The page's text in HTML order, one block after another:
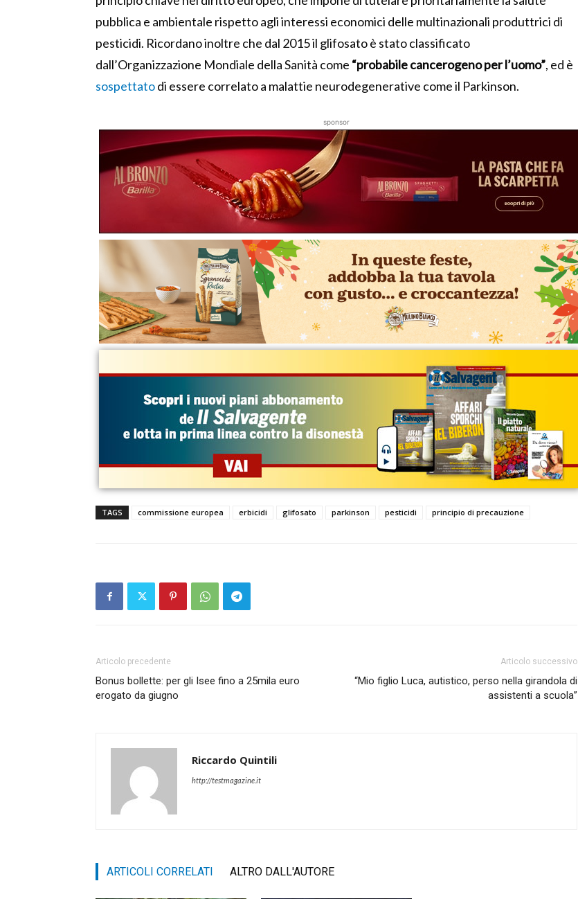
pubblica e ambientale rispetto agli interessi economici delle multinazionali produttrici di
pesticidi. Ricordano inoltre che dal 2015 il glifosato è stato classificato
dall’Organizzazione Mondiale della Sanità come “probabile cancerogeno per l’uomo”, ed è
sospettatodi essere correlato a malattie neurodegenerative come il Parkinson.
sponsor
TAGS commissione europea erbicidi glifosato parkinson pesticidi principio di precauzione
Articolo precedente
Bonus bollette: per gli Isee fino a 25mila euro
erogato da giugno
Articolo successivo
“Mio figlio Luca, autistico, perso nella girandola di
assistenti a scuola”
Riccardo Quintili
http://testmagazine.it
ARTICOLI CORRELATI ALTRO DALL'AUTORE